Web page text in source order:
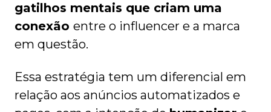
gatilhos mentais que criam uma
conexão entre o influencer e a marca
em questão.
Essa estratégia tem um diferencial em
relação aos anúncios automatizados e